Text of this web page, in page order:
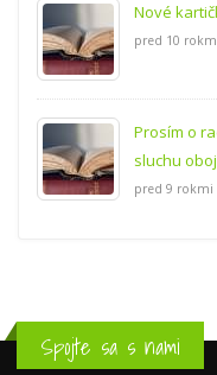
Nové
pred 10
Prosím o
sluchu
pred 9 rokmi
Spojte sa s nami